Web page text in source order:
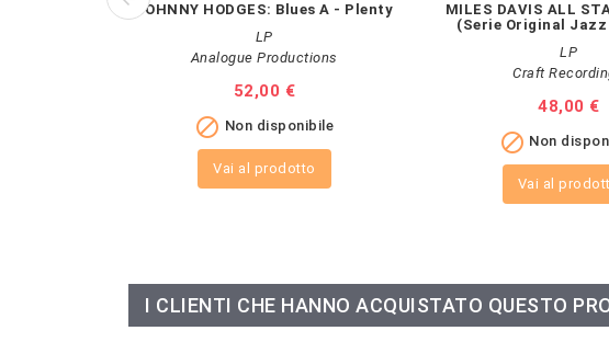
JOHNNY HODGES: Blues A - Plenty
LP
Analogue Productions
Prezzo
52,00 €
 Non disponibile
Vai al prodotto
MILES DAVIS ALL
(Serie Original
LP
Craft
Prezzo
48,00 €
 Non
Vai al
I CLIENTI CHE HANNO ACQUISTATO QUESTO